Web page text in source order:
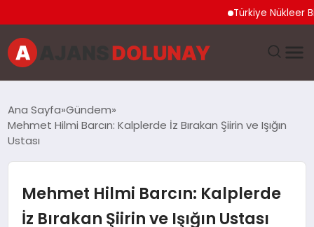
Türkiye Nükleer Bilim
EĞITIM
GENEL
Ana Sayfa Gündem
Mehmet Hilmi Barcın: Kalplerde İz Bırakan Şiirin ve Işığın
Ustası
Mehmet Hilmi Barcın: Kalplerde
İz Bırakan Şiirin ve Işığın Ustası